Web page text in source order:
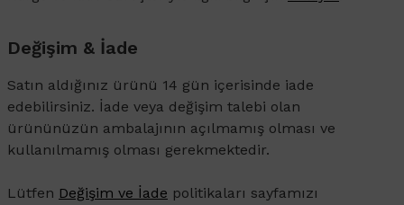
Değişim & İade
Satın aldığınız ürünü 14 gün içerisinde iade
edebilirsiniz. İade veya değişim talebi olan
ürününüzün ambalajının açılmamış olması ve
kullanılmamış olması gerekmektedir.
Lütfen Değişim ve İade politikaları sayfamızı